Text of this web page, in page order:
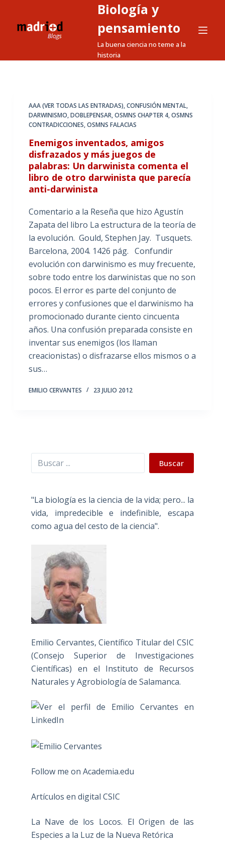
a
Biología y
pensamiento
La buena ciencia no teme a la
historia
AAA (VER TODAS LAS ENTRADAS),CONFUSIÓN MENTAL,
DARWINISMO,DOBLEPENSAR,OSMNS CHAPTER 4,OSMNS
CONTRADICCIONES,OSMNS FALACIAS
Enemigos inventados, amigos
disfrazados y más juegos de
palabras: Un darwinista comenta el
libro de otro darwinista que parecía
anti-darwinista
Comentario a la Reseña que hizo Agustín
Zapata del libro La estructura de la teoría de
la evolución. Gould, Stephen Jay. Tusquets.
Barcelona, 2004. 1426 pág. Confundir
evolución con darwinismo es muy frecuente,
sobre todo entre los darwinistas que no son
pocos. El error es parte del conjunto de
errores y confusiones que el darwinismo ha
promocionado durante ciento cincuenta
años. Una confusión preparada consiste en
inventar sus enemigos (los llaman
creacionistas) o disfrazarse ellos mismos o a
sus…
EMILIO CERVANTES 23 JULIO 2012
Buscar Buscar
"La biología es la ciencia de la vida; pero... la
vida, impredecible e indefinible, escapa
como agua del cesto de la ciencia".
Emilio Cervantes, Científico Titular del CSIC
(Consejo Superior de Investigaciones
Científicas) en el Instituto de Recursos
Naturales y Agrobiología de Salamanca.
Follow me on Academia.edu
Artículos en digital CSIC
La Nave de los Locos. El Origen de las
Especies a la Luz de la Nueva Retórica